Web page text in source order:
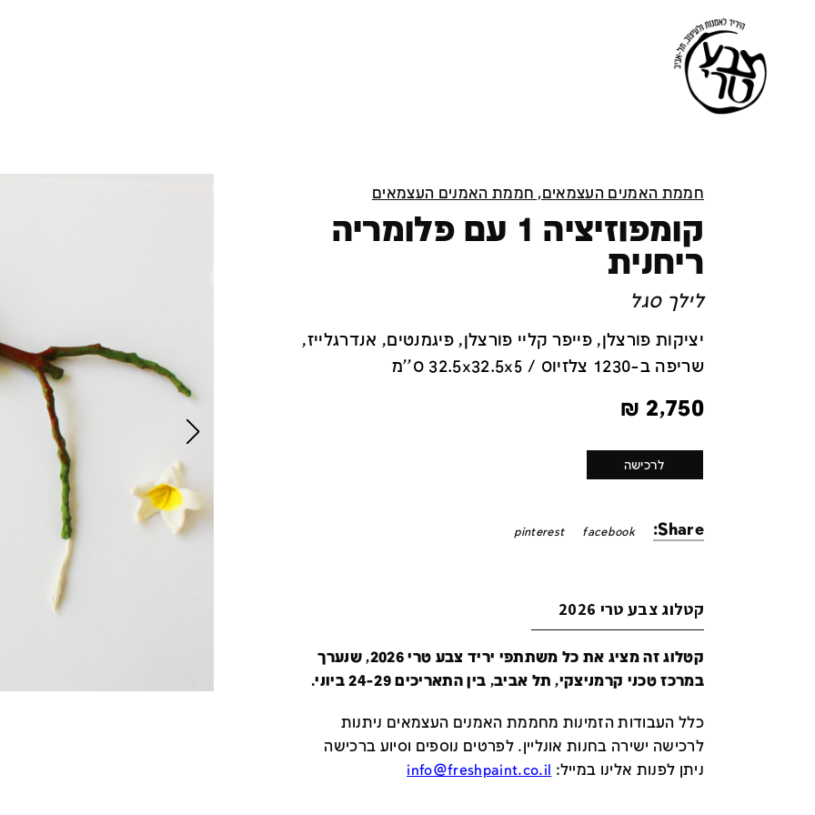
חממת האמנים העצמאים, חממת האמנים העצמאים
קומפוזיציה 1 עם פלומריה
ריחנית
לילך סגל
יציקות פורצלן, פייפר קליי פורצלן, פיגמנטים, אנדרגלייז,
שריפה ב-1230 צלזיוס / 32.5x32.5x5 ס''מ
2,750
₪
לרכישה
Share:
facebook
pinterest
קטלוג צבע טרי 2026
קטלוג זה מציג את כל משתתפי יריד צבע טרי 2026, שנערך
במרכז טכני קרמניצקי, תל אביב, בין התאריכים 24-29 ביוני.
כלל העבודות הזמינות מחממת האמנים העצמאים ניתנות
לרכישה ישירה בחנות אונליין.לפרטים נוספים וסיוע ברכישה
ניתן לפנות אלינו במייל:
info@freshpaint.co.il